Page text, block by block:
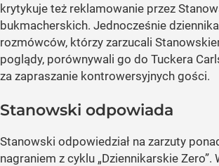
krytykuje też reklamowanie przez
bukmacherskich. Jednocześnie
rozmówców, którzy zarzucali
poglądy, porównywali go do Tuckera
za zapraszanie kontrowersyjnych gości.
Stanowski odpowiada
Stanowski odpowiedział na zarzuty
nagraniem z cyklu „Dziennikarskie